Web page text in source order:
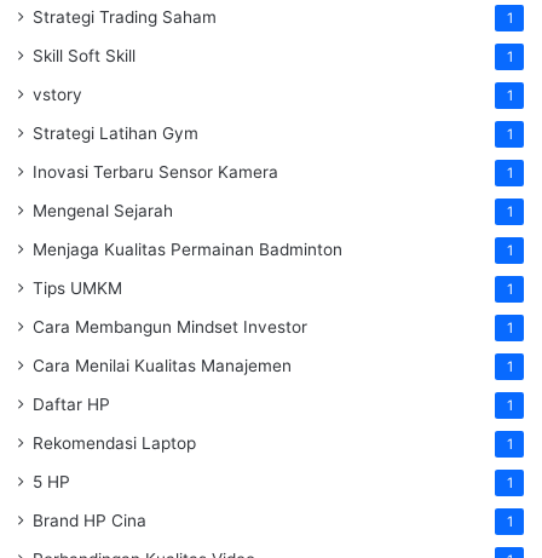
Strategi Trading Saham 1
Skill Soft Skill 1
vstory 1
Strategi Latihan Gym 1
Inovasi Terbaru Sensor Kamera 1
Mengenal Sejarah 1
Menjaga Kualitas Permainan Badminton 1
Tips UMKM 1
Cara Membangun Mindset Investor 1
Cara Menilai Kualitas Manajemen 1
Daftar HP 1
Rekomendasi Laptop 1
5 HP 1
Brand HP Cina 1